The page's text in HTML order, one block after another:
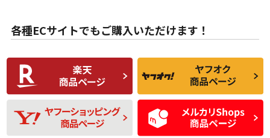
な中古品
んどない中古品
C
比較的きれいな中古
品
C
られるが、使用に問
題のない中古品
D
使用感や目立つ傷が
あり、一般的な中古
品
D
残り溝も少なく、偏
磨耗がみられ、短期
間使用できるくらい
の中古品
各種ECサイトでもご購入いただけます！